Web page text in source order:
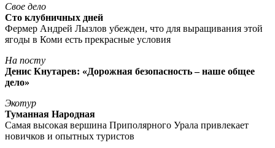
Свое дело
Сто клубничных дней
Фермер Андрей Лызлов убежден, что для выращивания этой
ягоды в Коми есть прекрасные условия
На посту
Денис Кнутарев: «Дорожная безопасность – наше общее
дело»
Экотур
Туманная Народная
Самая высокая вершина Приполярного Урала привлекает
новичков и опытных туристов